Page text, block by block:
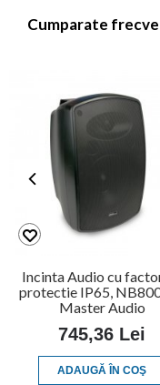
Cumparate
Incinta Audio cu
protectie IP65,
Master Audio
745,36 Lei
ADAUGĂ ÎN COŞ